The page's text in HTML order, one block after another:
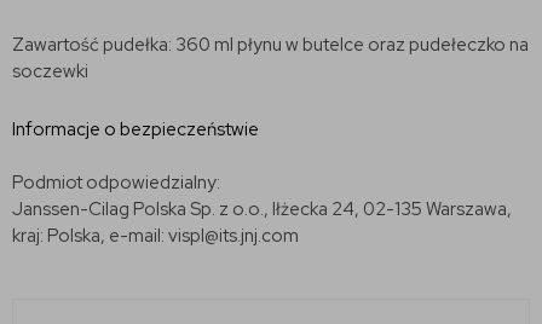
Zawartość pudełka: 360 ml płynu w butelce oraz pudełeczko na
soczewki
Informacje o bezpieczeństwie
Podmiot odpowiedzialny:
Janssen-Cilag Polska Sp. z o.o., Iłżecka 24, 02-135 Warszawa,
kraj: Polska, e-mail: vispl@its.jnj.com